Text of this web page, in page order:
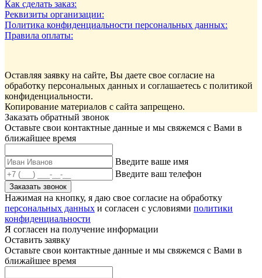
Как сделать заказ:
Реквизиты организации:
Политика конфиденциальности персональных данных:
Правила оплаты:
Оставляя заявку на сайте, Вы даете свое согласие на
обработку персональных данных и соглашаетесь c политикой
конфиденциальности.
Копирование материалов с сайта запрещено.
Заказать обратный звонок
Оставьте свои контактные данные и мы свяжемся с Вами в
ближайшее время
Введите ваше имя
Введите ваш телефон
Заказать звонок
Нажимая на кнопку, я даю свое согласие на обработку
персональных данных и согласен с условиями политики
конфиденциальности
Я согласен на получение информации
Оставить заявку
Оставьте свои контактные данные и мы свяжемся с Вами в
ближайшее время